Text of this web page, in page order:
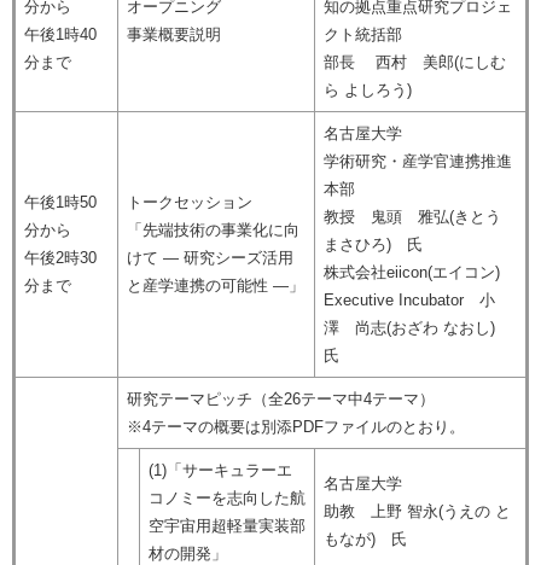
分から
午後1時40
分まで
オープニング
事業概要説明
知の拠点重点研究プロジェ
クト統括部
部長 西村 美郎(にしむ
ら よしろう)
午後1時50
分から
午後2時30
分まで
トークセッション
「先端技術の事業化に向
けて ― 研究シーズ活用
と産学連携の可能性 ―」
名古屋大学
学術研究・産学官連携推進
本部
教授 鬼頭 雅弘(きとう
まさひろ) 氏
株式会社eiicon(エイコン)
Executive Incubator 小
澤 尚志(おざわ なおし)
氏
研究テーマピッチ（全26テーマ中4テーマ）
※4テーマの概要は別添PDFファイルのとおり。
(1)「サーキュラーエ
コノミーを志向した航
空宇宙用超軽量実装部
材の開発」
名古屋大学
助教 上野 智永(うえの と
もなが) 氏